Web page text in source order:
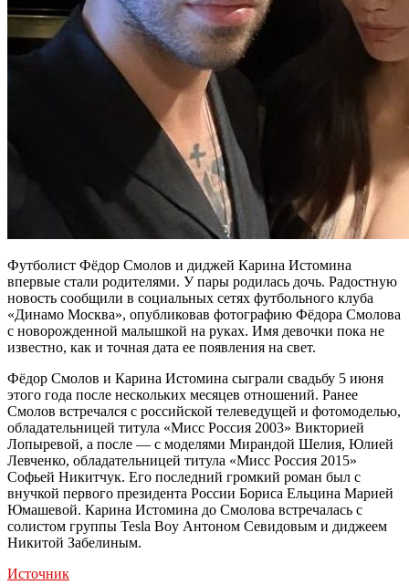
Футболист Фёдор Смолов и диджей Карина Истомина
впервые стали родителями. У пары родилась дочь. Радостную
новость сообщили в социальных сетях футбольного клуба
«Динамо Москва», опубликовав фотографию Фёдора Смолова
с новорожденной малышкой на руках. Имя девочки пока не
известно, как и точная дата ее появления на свет.
Фёдор Смолов и Карина Истомина сыграли свадьбу 5 июня
этого года после нескольких месяцев отношений. Ранее
Смолов встречался с российской телеведущей и фотомоделью,
обладательницей титула «Мисс Россия 2003» Викторией
Лопыревой, а после — с моделями Мирандой Шелия, Юлией
Левченко, обладательницей титула «Мисс Россия 2015»
Софьей Никитчук. Его последний громкий роман был с
внучкой первого президента России Бориса Ельцина Марией
Юмашевой. Карина Истомина до Смолова встречалась с
солистом группы Tesla Boy Антоном Севидовым и диджеем
Никитой Забелиным.
Источник